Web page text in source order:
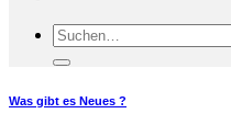
Suchen
nach:
Was gibt es Neues ?